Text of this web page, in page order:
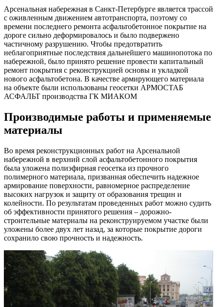
Арсенальная набережная в Санкт-Петербурге является трассой
с оживленным движением автотранспорта, поэтому со
времени последнего ремонта асфальтобетонное покрытие на
дороге сильно деформировалось и было подвержено
частичному разрушению. Чтобы предотвратить
неблагоприятные последствия дальнейшего машинопотока по
набережной, было принято решение провести капитальный
ремонт покрытия с реконструкцией основы и укладкой
нового асфальтобетона. В качестве армирующего материала
на объекте были использованы геосетки АРМОСТАБ
АСФАЛЬТ производства ГК МИАКОМ
Производимые работы и применяемые
материалы
Во время реконструкционных работ на Арсенальной
набережной в верхний слой асфальтобетонного покрытия
была уложена полиэфирная геосетка из прочного
полимерного материала, призванная обеспечить надежное
армирование поверхности, равномерное распределение
высоких нагрузок и защиту от образования трещин и
колейности. По результатам проведенных работ можно судить
об эффективности принятого решения – дорожно-
строительные материалы на реконструируемом участке были
уложены более двух лет назад, за которые покрытие дороги
сохранило свою прочность и надежность.